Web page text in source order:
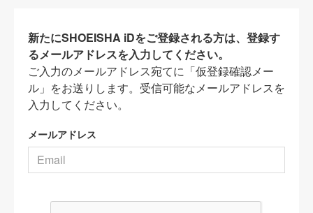
新たにSHOEISHA iDをご登録される方は、登録す
るメールアドレスを入力してください。
ご入力のメールアドレス宛てに「仮登録確認メー
ル」をお送りします。受信可能なメールアドレスを
入力してください。
メールアドレス